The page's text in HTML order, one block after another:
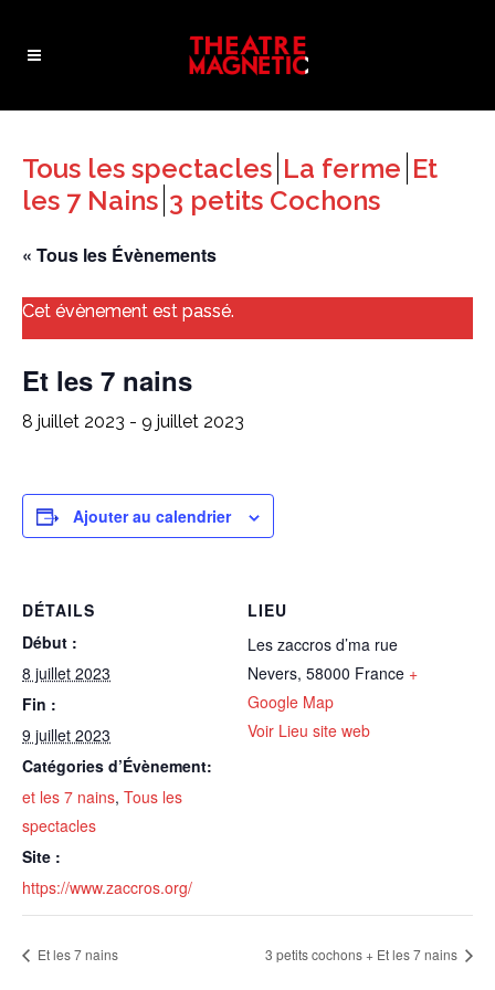
Tous les spectacles La ferme Et
les 7 Nains 3 petits Cochons
« Tous les Évènements
Cet évènement est passé.
Et les 7 nains
8 juillet 2023 - 9 juillet 2023
Ajouter au calendrier
DÉTAILS
Début :
8 juillet 2023
Fin :
9 juillet 2023
Catégories d’Évènement:
et les 7 nains, Tous les
spectacles
Site :
https://www.zaccros.org/
LIEU
Les zaccros d’ma rue
Nevers, 58000 France +
Google Map
Voir Lieu site web
Et les 7 nains 3 petits cochons + Et les 7 nains